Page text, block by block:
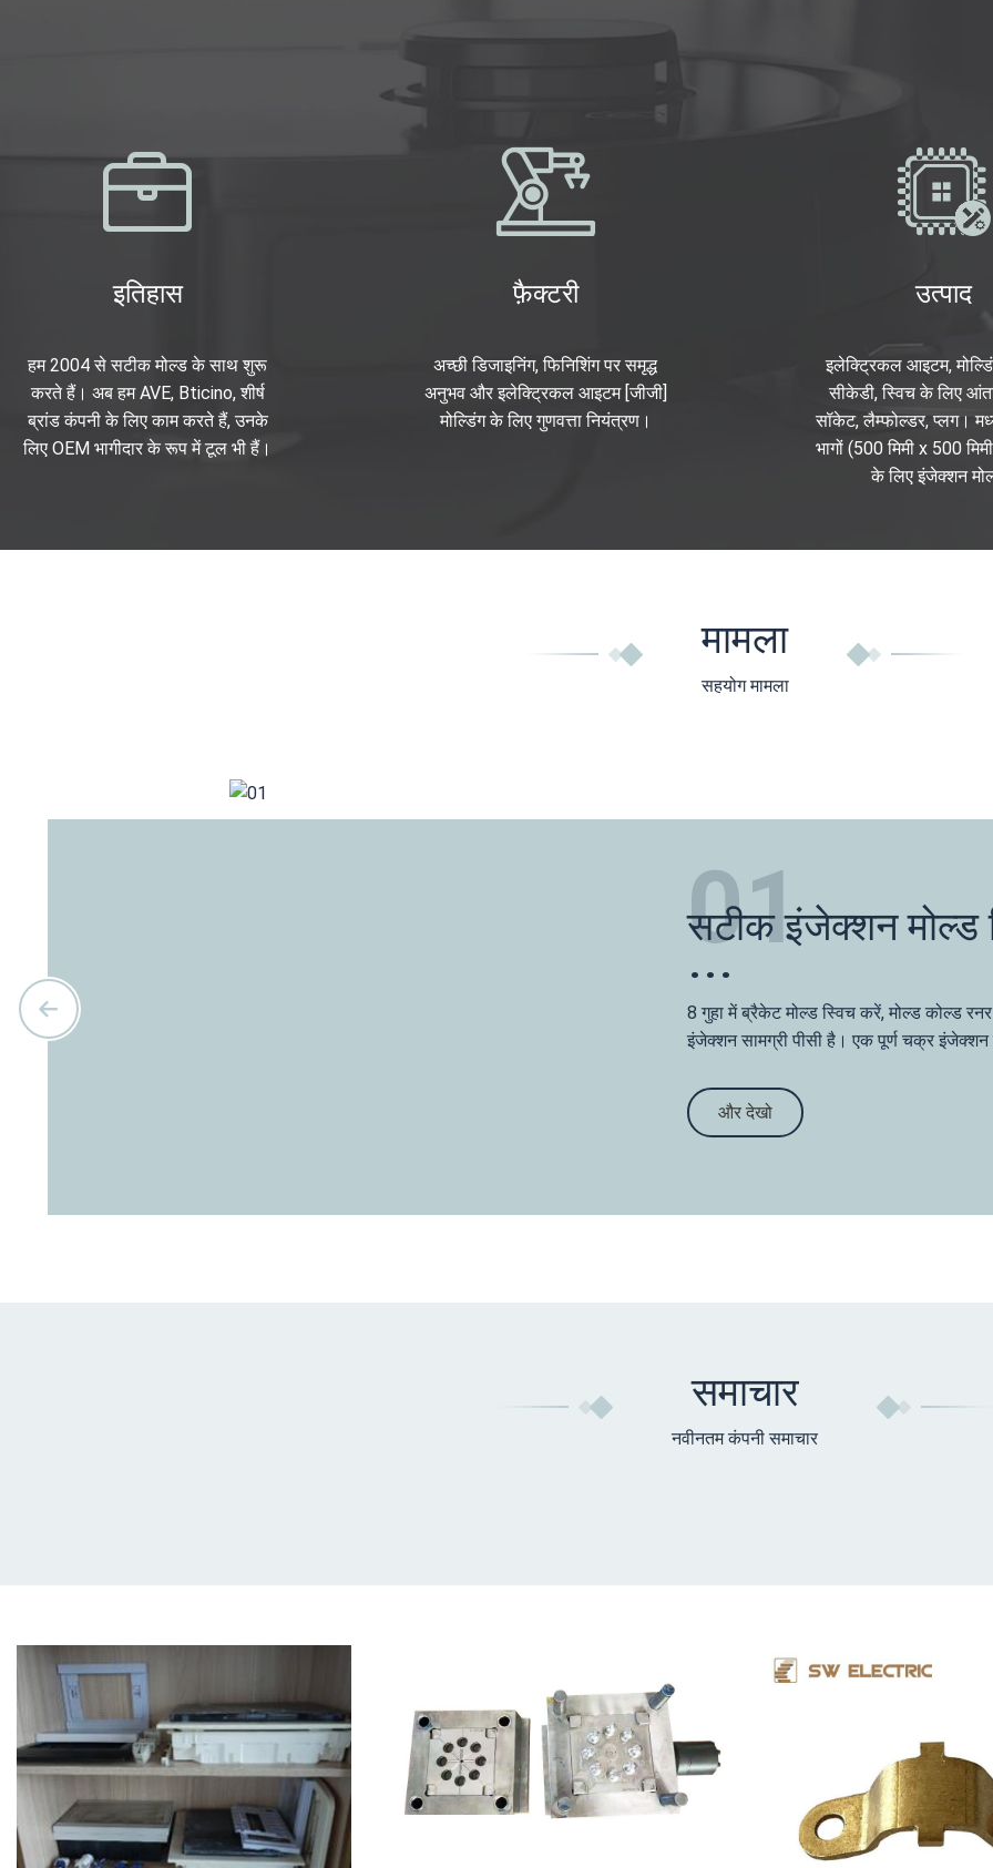
इतिहास
हम 2004 से सटीक मोल्ड के साथ शुरू
करते हैं। अब हम AVE, Bticino, शीर्ष
ब्रांड कंपनी के लिए काम करते हैं, उनके
लिए OEM भागीदार के रूप में टूल भी हैं।
फ़ैक्टरी
अच्छी डिजाइनिंग, फिनिशिंग पर समृद्ध
अनुभव और इलेक्ट्रिकल आइटम [जीजी]
मोल्डिंग के लिए गुणवत्ता नियंत्रण।
उत्पाद
इलेक्ट्रिकल आइटम,
सीकेडी, स्विच के लिए
सॉकेट, लैम्फोल्डर, प्लग।
भागों (500 मिमी x 500
के लिए इंजेक्शन
मामला
सहयोग मामला
01
सटीक इंजेक्शन मोल्ड
8 गुहा में ब्रैकेट मोल्ड स्विच करें, मोल्ड कोल्ड
इंजेक्शन सामग्री पीसी है। एक पूर्ण चक्र
और देखो
समाचार
नवीनतम कंपनी समाचार